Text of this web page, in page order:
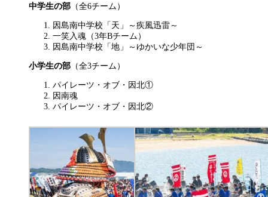
中学生の部 （全6チーム）
因島南中学校「天」～疾風迅雷～
一笑入魂（3年Bチーム）
因島南中学校「地」～ゆかいな少年団～
小学生の部 （全3チーム）
パイレーツ・オブ・因北①
因南魂
パイレーツ・オブ・因北②